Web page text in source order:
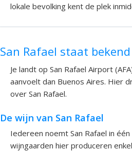
lokale bevolking kent de plek
San Rafael staat
Je landt op San Rafael Airport
aanvoelt dan Buenos Aires. Hier
over San Rafael.
De wijn van San Rafael
Iedereen noemt San Rafael in
wijngaarden hier produceren